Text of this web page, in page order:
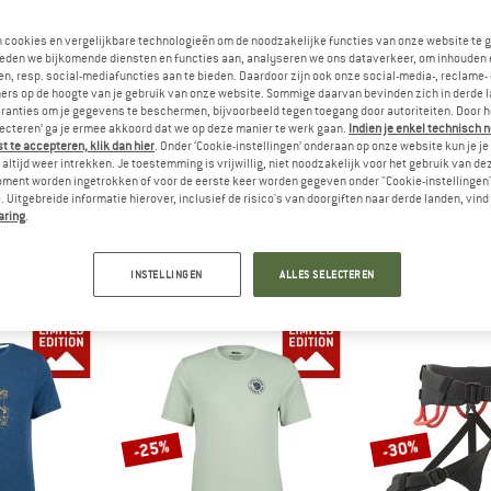
Tee
-10%
SHERPA
€ 35,96
(1)
-25% -30%
cookies en vergelijkbare technologieën om de noodzakelijke functies van onze website te
we bijkomende diensten en functies aan, analyseren we ons dataverkeer, om inhouden
resp. social-mediafuncties aan te bieden. Daardoor zijn ook onze social-media-, reclame-
op de hoogte van je gebruik van onze website. Sommige daarvan bevinden zich in derde
om je gegevens te beschermen, bijvoorbeeld tegen toegang door autoriteiten. Door
ga je ermee akkoord dat we op deze manier te werk gaan. Indien je enkel technisch
te accepteren, klik dan hier. Onder ‘Cookie-instellingen’ onderaan op onze website kun je
altijd weer intrekken. Je toestemming is vrijwillig, niet noodzakelijk voor het gebruik van
worden ingetrokken of voor de eerste keer worden gegeven onder "Cookie-
Uitgebreide informatie hierover, inclusief de risico's van doorgiften naar derde landen, vind
.
INSTELLINGEN ALLES SELECTEREN